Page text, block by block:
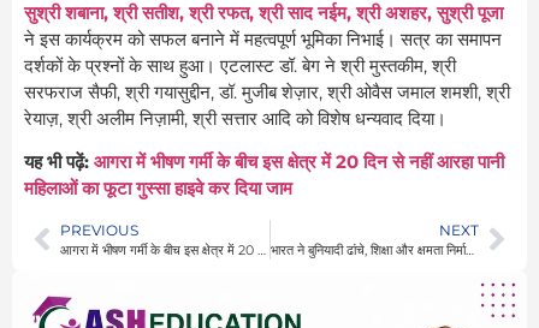
सुश्री शबाना, श्री सतीश, श्री रफत, श्री साद नईम, श्री अशहर, सुश्री पूजा
ने इस कार्यक्रम को सफल बनाने में महत्वपूर्ण भूमिका निभाई। सत्र का समापन
दर्शकों के प्रश्नों के साथ हुआ। एटलास्ट डॉ. बेग ने श्री मुस्तकीम, श्री
सरफराज सैफी, श्री गयासुद्दीन, डॉ. मुजीब शेज़ार, श्री ओवैस जमाल शमशी, श्री
रेयाज़, श्री अलीम निज़ामी, श्री सत्तार आदि को विशेष धन्यवाद दिया।
यह भी पढ़ें: आगरा में भीषण गर्मी के बीच इस क्षेत्र में 20 दिन से नहीं आरहा पानी
महिलाओं का फूटा गुस्सा हाइवे कर दिया जाम
PREVIOUS
आगरा में भीषण गर्मी के बीच इस क्षेत्र में 20 दिन से नहीं आरहा पानी महिलाओं का फूटा गुस्सा हाइवे कर दिया जाम
NEXT
भारत ने बुनियादी ढांचे, शिक्षा और क्षमता निर्माण में अफ़गानिस्तान का समर्थन किया है